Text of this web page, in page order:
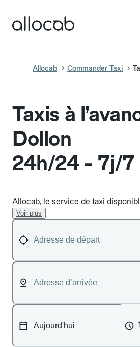
Allocab Commander Taxi
Taxis à
Dollon
24h/24 - 7j/7
Allocab, le service de taxi
Voir plus